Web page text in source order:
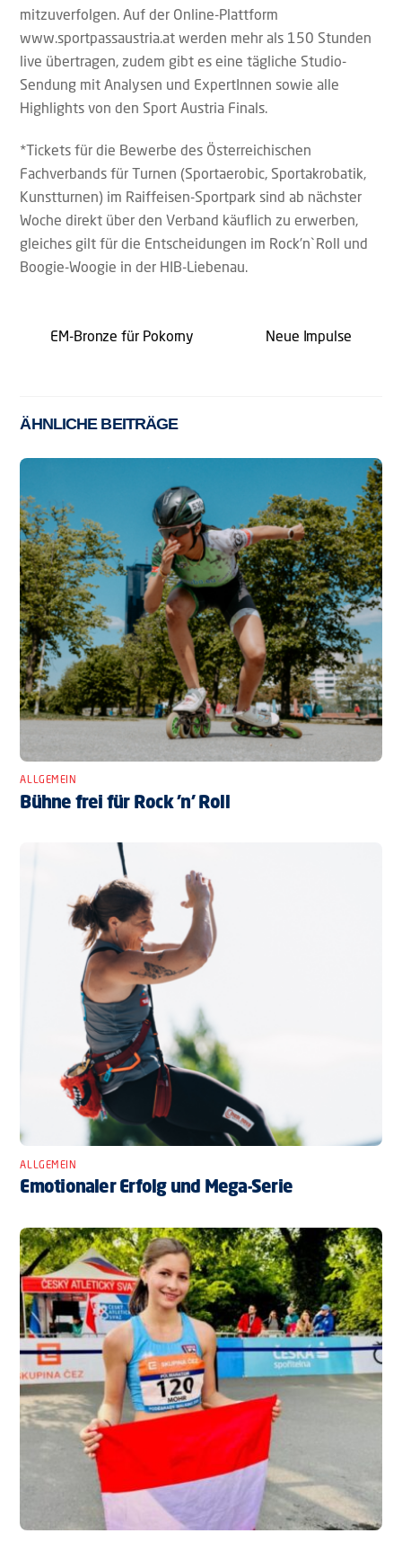
mitzuverfolgen. Auf der Online-Plattform
www.sportpassaustria.at werden mehr als 150 Stunden
live übertragen, zudem gibt es eine tägliche Studio-
Sendung mit Analysen und ExpertInnen sowie alle
Highlights von den Sport Austria Finals.
*Tickets für die Bewerbe des Österreichischen
Fachverbands für Turnen (Sportaerobic, Sportakrobatik,
Kunstturnen) im Raiffeisen-Sportpark sind ab nächster
Woche direkt über den Verband käuflich zu erwerben,
gleiches gilt für die Entscheidungen im Rock’n`Roll und
Boogie-Woogie in der HIB-Liebenau.
EM-Bronze für Pokorny Neue Impulse
ÄHNLICHE BEITRÄGE
ALLGEMEIN
Bühne frei für Rock ’n’ Roll
ALLGEMEIN
Emotionaler Erfolg und Mega-Serie